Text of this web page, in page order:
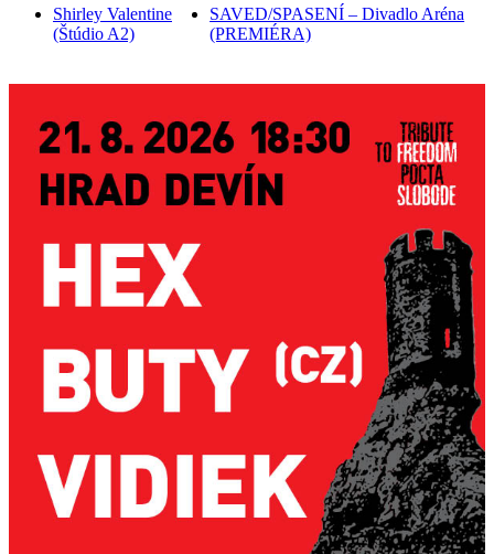
Shirley Valentine
(Štúdio A2)
SAVED/SPASENÍ – Divadlo Aréna
(PREMIÉRA)